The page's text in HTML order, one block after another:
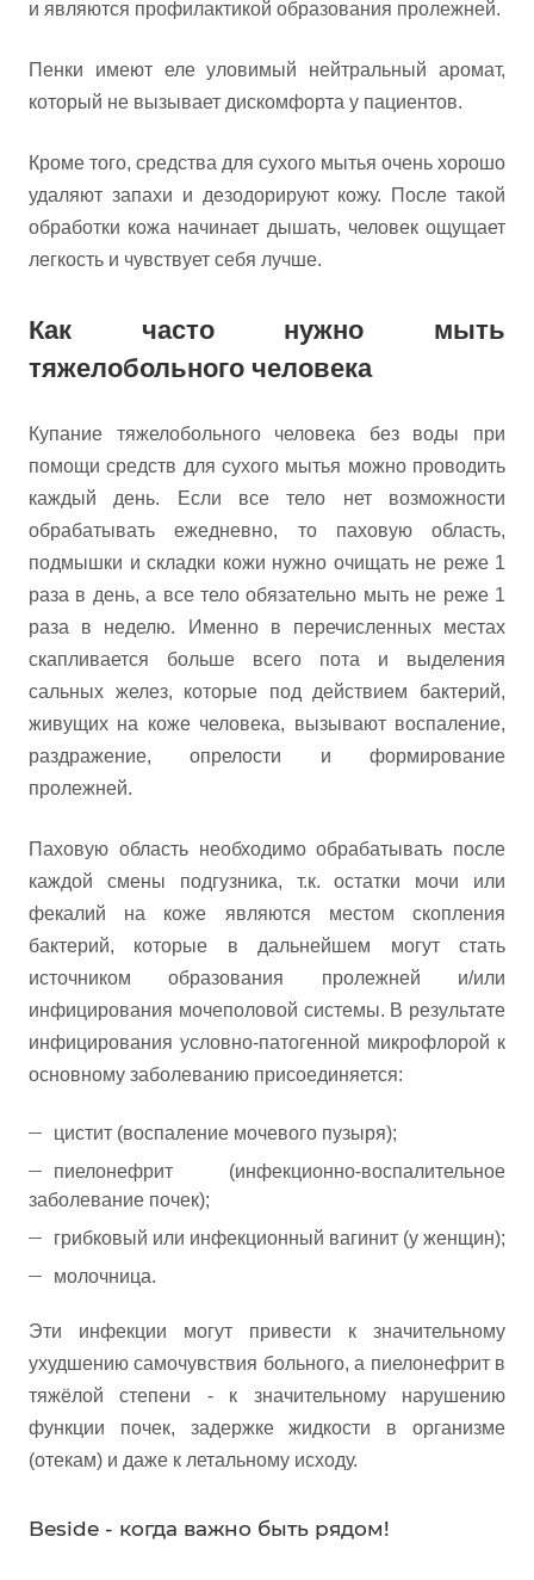
и являются профилактикой образования пролежней.
Пенки имеют еле уловимый нейтральный аромат,
который не вызывает дискомфорта у пациентов.
Кроме того, средства для сухого мытья очень хорошо
удаляют запахи и дезодорируют кожу. После такой
обработки кожа начинает дышать, человек ощущает
легкость и чувствует себя лучше.
Как часто нужно мыть
тяжелобольного человека
Купание тяжелобольного человека без воды при
помощи средств для сухого мытья можно проводить
каждый день. Если все тело нет возможности
обрабатывать ежедневно, то паховую область,
подмышки и складки кожи нужно очищать не реже 1
раза в день, а все тело обязательно мыть не реже 1
раза в неделю. Именно в перечисленных местах
скапливается больше всего пота и выделения
сальных желез, которые под действием бактерий,
живущих на коже человека, вызывают воспаление,
раздражение, опрелости и формирование
пролежней.
Паховую область необходимо обрабатывать после
каждой смены подгузника, т.к. остатки мочи или
фекалий на коже являются местом скопления
бактерий, которые в дальнейшем могут стать
источником образования пролежней и/или
инфицирования мочеполовой системы. В результате
инфицирования условно-патогенной микрофлорой к
основному заболеванию присоединяется:
цистит (воспаление мочевого пузыря);
пиелонефрит (инфекционно-воспалительное
заболевание почек);
грибковый или инфекционный вагинит (у женщин);
молочница.
Эти инфекции могут привести к значительному
ухудшению самочувствия больного, а пиелонефрит в
тяжёлой степени - к значительному нарушению
функции почек, задержке жидкости в организме
(отекам) и даже к летальному исходу.
Beside - когда важно быть рядом!